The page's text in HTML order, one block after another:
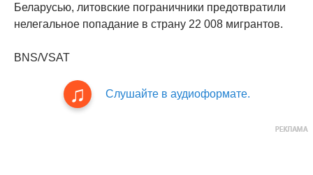
Беларусью, литовские пограничники предотвратили
нелегальное попадание в страну 22 008 мигрантов.
BNS/VSAT
Слушайте в аудиоформате.